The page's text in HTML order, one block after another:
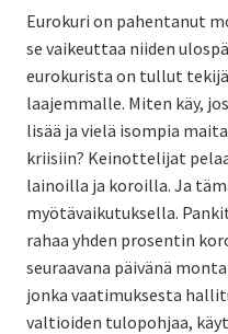
Eurokuri on pahentanut
se vaikeuttaa niiden
eurokurista on tullut
laajemmalle. Miten käy,
lisää ja vielä isompia
kriisiin? Keinottelijat
lainoilla ja koroilla. Ja
myötävaikutuksella.
rahaa yhden prosentin
seuraavana päivänä
jonka vaatimuksesta
valtioiden tulopohjaa,